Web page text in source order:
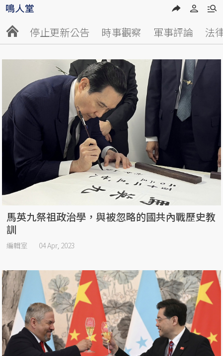
停止更新公告 時事觀察 軍事評論 法
馬英九祭祖政治學，與被忽略的國共內戰歷史教
訓
編輯室 04 Apr, 2023